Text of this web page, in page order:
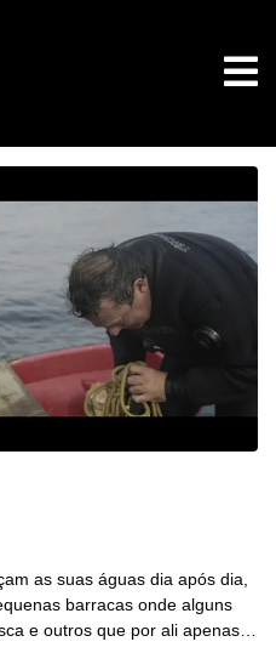
as suas águas dia após dia,
barracas onde alguns
e outros que por ali apenas
acarreta vidas de gente
Leite, Documentário,